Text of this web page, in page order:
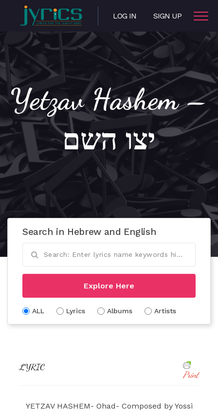
LOG IN SIGN UP
Yetzav Hashem –
יצו השם
Search in Hebrew and English
Explore Here
ALL Lyrics Albums Artists
LYRIC
Print
YETZAV HASHEM- Ohad- Composed by Yossi